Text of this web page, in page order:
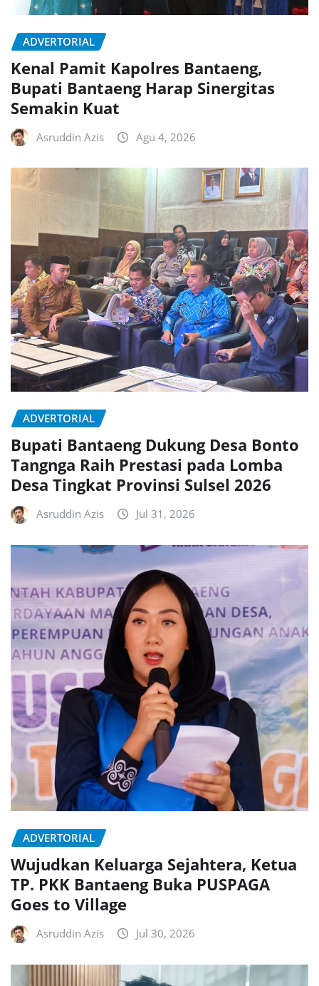
ADVERTORIAL
Kenal Pamit Kapolres Bantaeng,
Bupati Bantaeng Harap Sinergitas
Semakin Kuat
Asruddin Azis Agu 4, 2026
ADVERTORIAL
Bupati Bantaeng Dukung Desa Bonto
Tangnga Raih Prestasi pada Lomba
Desa Tingkat Provinsi Sulsel 2026
Asruddin Azis Jul 31, 2026
ADVERTORIAL
Wujudkan Keluarga Sejahtera, Ketua
TP. PKK Bantaeng Buka PUSPAGA
Goes to Village
Asruddin Azis Jul 30, 2026